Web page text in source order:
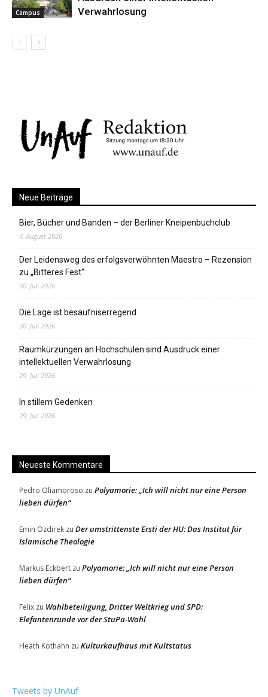
Campus
Verwahrlosung
Neue Beiträge
Bier, Bücher und Banden – der Berliner Kneipenbuchclub
4. August 2026
Der Leidensweg des erfolgsverwöhnten Maestro – Rezension
zu „Bitteres Fest“
30. Juli 2026
Die Lage ist besäufniserregend
30. Juli 2026
Raumkürzungen an Hochschulen sind Ausdruck einer
intellektuellen Verwahrlosung
29. Juli 2026
In stillem Gedenken
29. Juli 2026
Neueste Kommentare
Pedro Oliamoroso zu Polyamorie: „Ich will nicht nur eine Person
lieben dürfen“
Emin Özdirek zu Der umstrittenste Ersti der HU: Das Institut für
Islamische Theologie
Markus Eckbert zu Polyamorie: „Ich will nicht nur eine Person
lieben dürfen“
Felix zu Wahlbeteiligung, Dritter Weltkrieg und SPD:
Elefantenrunde vor der StuPa-Wahl
Heath Kothahn zu Kulturkaufhaus mit Kultstatus
Tweets by UnAuf